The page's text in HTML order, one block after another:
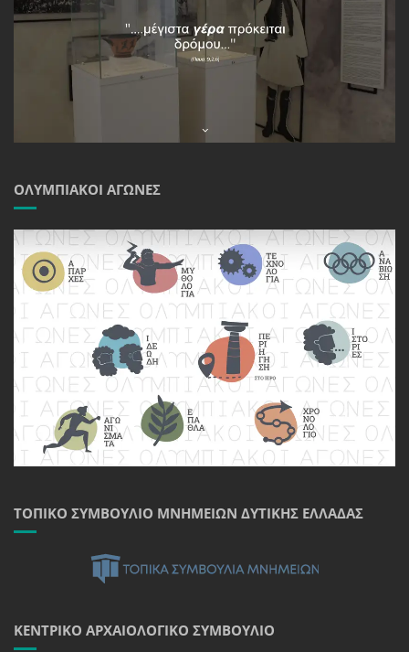
ΟΛΥΜΠΙΑΚΟΊ ΑΓΏΝΕΣ
ΤΟΠΙΚΌ ΣΥΜΒΟΎΛΙΟ ΜΝΗΜΕΊΩΝ ΔΥΤΙΚΉΣ ΕΛΛΆΔΑΣ
ΚΕΝΤΡΙΚΌ ΑΡΧΑΙΟΛΟΓΙΚΌ ΣΥΜΒΟΎΛΙΟ